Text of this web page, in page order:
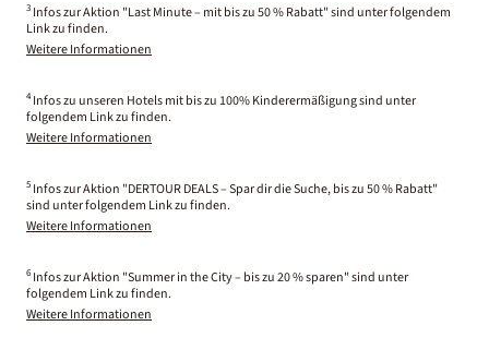
3 Infos zur Aktion "Last Minute – mit bis zu 50 % Rabatt" sind unter folgendem
Link zu finden.
Weitere Informationen
4 Infos zu unseren Hotels mit bis zu 100% Kinderermäßigung sind unter
folgendem Link zu finden.
Weitere Informationen
5 Infos zur Aktion "DERTOUR DEALS – Spar dir die Suche, bis zu 50 % Rabatt"
sind unter folgendem Link zu finden.
Weitere Informationen
6 Infos zur Aktion "Summer in the City – bis zu 20 % sparen" sind unter
folgendem Link zu finden.
Weitere Informationen